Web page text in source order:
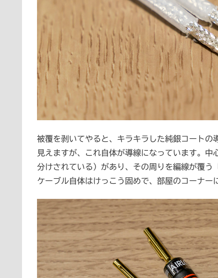
被覆を剥いてやると、キラキラした純銀コート
見えますが、これ自体が導線になっています。
分けされている）があり、その周りを編線が覆
ケーブル自体はけっこう固めで、部屋のコーナー